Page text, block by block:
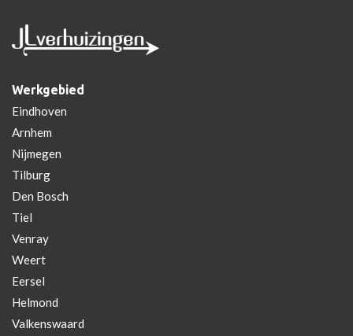
Werkgebied
Eindhoven
Arnhem
Nijmegen
Tilburg
Den Bosch
Tiel
Venray
Weert
Eersel
Helmond
Valkenswaard